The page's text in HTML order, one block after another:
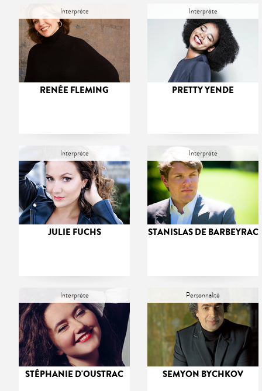
Interprète
RENÉE FLEMING
Interprète
PRETTY YENDE
Interprète
JULIE FUCHS
Interprète
STANISLAS DE BARBEYRAC
Interprète
STÉPHANIE D'OUSTRAC
Personnalité
SEMYON BYCHKOV